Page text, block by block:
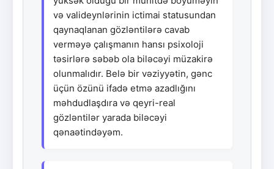
və valideynlərinin ictimai statusundan
qaynaqlanan gözləntilərə cavab
verməyə çalışmanın hansı psixoloji
təsirlərə səbəb ola biləcəyi müzakirə
olunmalıdır. Belə bir vəziyyətin, gənc
üçün özünü ifadə etmə azadlığını
məhdudlaşdıra və qeyri-real
gözləntilər yarada biləcəyi
qənaətindəyəm.